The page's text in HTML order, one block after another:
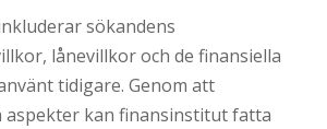
sökandens
lånevillkor och de finansiella
tidigare. Genom att
aspekter kan finansinstitut fatta